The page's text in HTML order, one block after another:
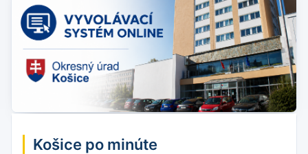
Košice po minúte